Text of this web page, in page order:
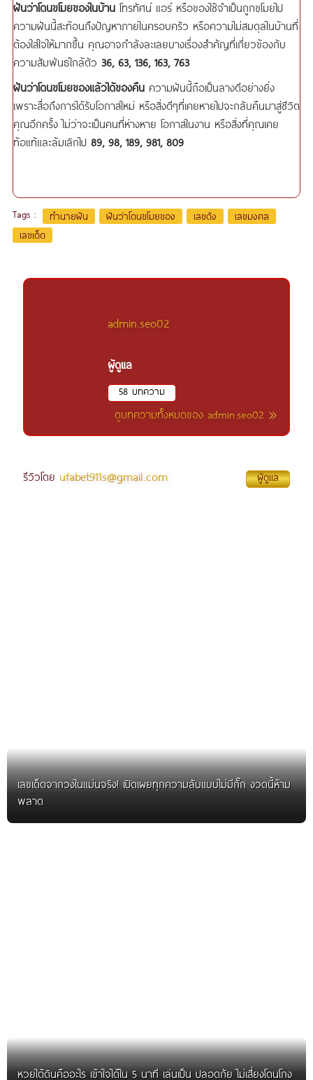
ฝันว่าโดนขโมยของในบ้าน โทรทัศน์ แอร์ หรือของใช้จำเป็นถูกขโมยไป
ความฝันนี้สะท้อนถึงปัญหาภายในครอบครัว หรือความไม่สมดุลในบ้านที่
ต้องใส่ใจให้มากขึ้น คุณอาจกำลังละเลยบางเรื่องสำคัญที่เกี่ยวข้องกับ
ความสัมพันธ์ใกล้ตัว 36, 63, 136, 163, 763
ฝันว่าโดนขโมยของแล้วได้ของคืน ความฝันนี้ถือเป็นลางดีอย่างยิ่ง
เพราะสื่อถึงการได้รับโอกาสใหม่ หรือสิ่งดีๆที่เคยหายไปจะกลับคืนมาสู่ชีวิต
คุณอีกครั้ง ไม่ว่าจะเป็นคนที่ห่างหาย โอกาสในงาน หรือสิ่งที่คุณเคย
ท้อแท้และล้มเลิกไป 89, 98, 189, 981, 809
Tags : ทำนายฝัน ฝันว่าโดนขโมยของ เลขดัง
เลขมงคล
เลขเด็ด
admin.seo02
ผู้ดูแล
58 บทความ
ดูบทความทั้งหมดของ admin.seo02
รีวิวโดย ufabet911s@gmail.com ผู้ดูแล
เลขเด็ดจากวงในแม่นจริง! เปิดเผยทุกความลับแบบไม่มีกั๊ก งวดนี้ห้าม
พลาด
หวยใต้ดินคืออะไร เข้าใจได้ใน 5 นาที เล่นเป็น ปลอดภัย ไม่เสี่ยงโดนโกง